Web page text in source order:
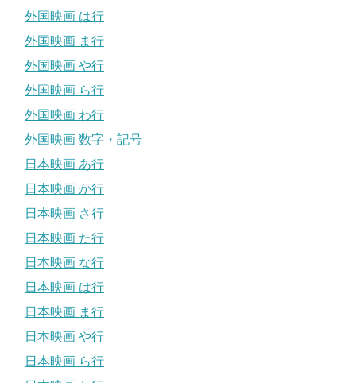
外国映画 は行
外国映画 ま行
外国映画 や行
外国映画 ら行
外国映画 わ行
外国映画 数字・記号
日本映画 あ行
日本映画 か行
日本映画 さ行
日本映画 た行
日本映画 な行
日本映画 は行
日本映画 ま行
日本映画 や行
日本映画 ら行